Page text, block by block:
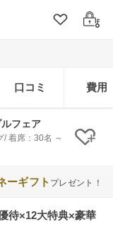
クリップ
ログ
口コミ 費用
フェア
/ 着席：30名 ～
ク
ーギフト プレゼント！
待×12大特典×豪華